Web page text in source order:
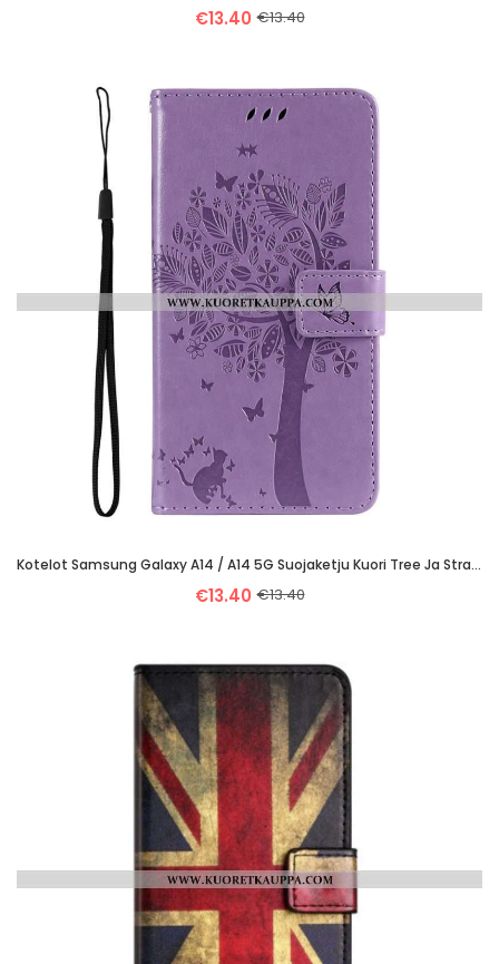
€13.40 €13.40
Kotelot Samsung Galaxy A14 / A14 5G Suojaketju Kuori Tree Ja Strappy Cat
€13.40 €13.40